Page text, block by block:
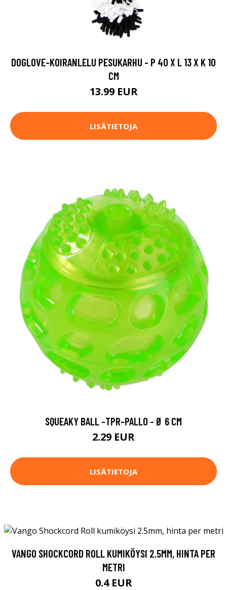
DOGLOVE-KOIRANLELU PESUKARHU - P 40 X L 13 X K 10
CM
13.99 EUR
LISÄTIETOJA
SQUEAKY BALL -TPR-PALLO - Ø 6 CM
2.29 EUR
LISÄTIETOJA
VANGO SHOCKCORD ROLL KUMIKÖYSI 2.5MM, HINTA PER
METRI
0.4 EUR